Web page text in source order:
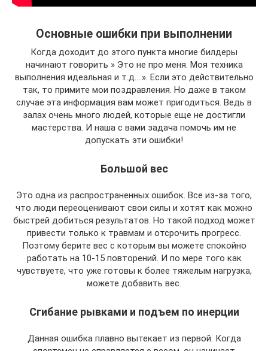
Основные ошибки при выполнении
Когда доходит до этого пункта многие билдеры
начинают говорить » Это не про меня. Моя техника
выполнения идеальная и т.д.…». Если это действительно
так, то примите мои поздравления. Но даже в таком
случае эта информация вам может пригодиться. Ведь в
залах очень много людей, которые еще не достигли
мастерства. И наша с вами задача помочь им не
допускать эти ошибки!
Большой вес
Это одна из распространенных ошибок. Все из-за того,
что люди переоценивают свои силы и хотят как можно
быстрей добиться результатов. Но такой подход может
привести только к травмам и отсрочить прогресс.
Поэтому берите вес с которым вы можете спокойно
работать на 10-15 повторений. И по мере того как
чувствуете, что уже готовы к более тяжелым нагрузка,
можете добавить вес.
Сгибание рывками и подъем по инерции
Данная ошибка плавно вытекает из первой. Когда